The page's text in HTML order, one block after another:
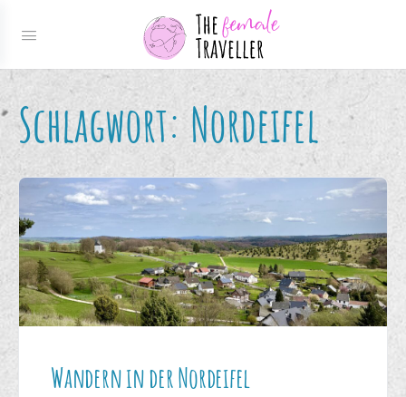
Schlagwort: Nordeifel
Wandern in der Nordeifel